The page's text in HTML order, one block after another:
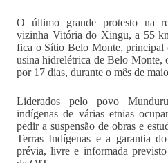
O último grande protesto na
vizinha Vitória do Xingu, a 55
fica o Sítio Belo Monte, principal
usina hidrelétrica de Belo Monte,
por 17 dias, durante o mês de
Liderados pelo povo
indígenas de várias etnias
pedir a suspensão de obras e
Terras Indígenas e a garantia
prévia, livre e informada